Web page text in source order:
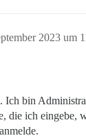
2023 um
Ich bin
die ich eingebe,